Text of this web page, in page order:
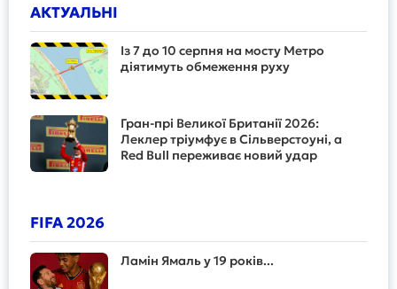
АКТУАЛЬНІ
Із 7 до 10 серпня на мосту Метро
діятимуть обмеження руху
Гран-прі Великої Британії 2026:
Леклер тріумфує в Сільверстоуні, а
Red Bull переживає новий удар
FIFA 2026
Ламін Ямаль у 19 років...